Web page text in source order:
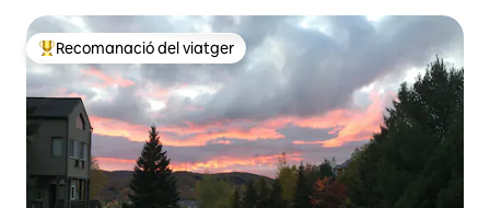
Principals recomanacions dels viatgers
Recomanació del viatger